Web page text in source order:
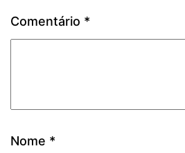
Comentário *
Nome *